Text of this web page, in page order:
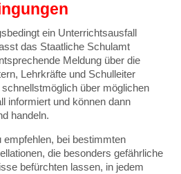
ein Unterrichtsausfall
das Staatliche Schulamt
Meldung über die
Lehrkräfte und Schulleiter
über möglichen
informiert und können dann
handeln.
empfehlen, bei bestimmten
die besonders gefährliche
befürchten lassen, in jedem